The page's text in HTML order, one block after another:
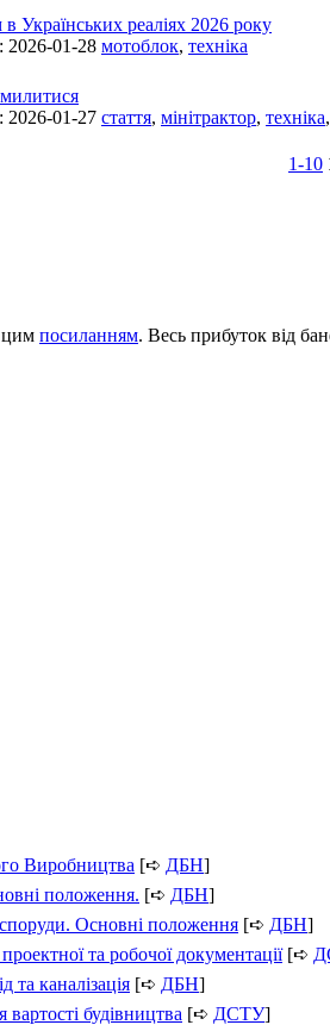
Українських реаліях 2026 року
2026-01-28 мотоблок, техніка
2026-01-27 стаття, мінітрактор, техніка,
1-10
цим посиланням. Весь прибуток від
Виробництва [➪ ДБН]
положення. [➪ ДБН]
Основні положення [➪ ДБН]
та робочої документації[➪
каналізація [➪ ДБН]
будівництва [➪ ДСТУ]